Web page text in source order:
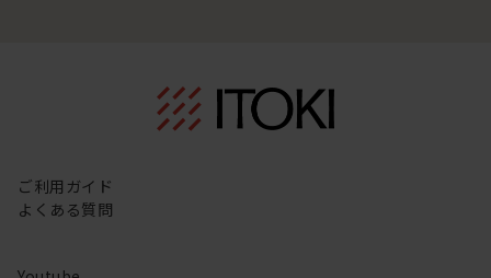
ご利用ガイド
よくある質問